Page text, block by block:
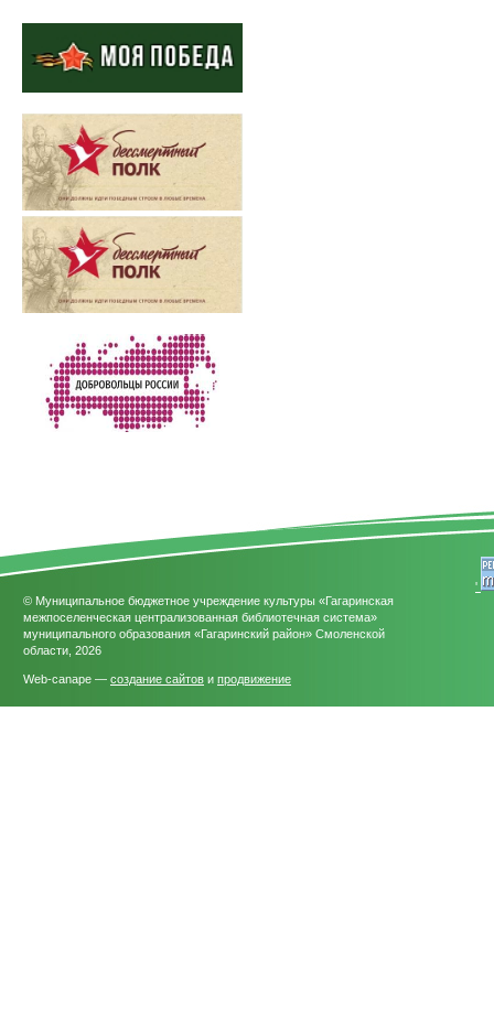
© Муниципальное бюджетное учреждение культуры «Гагаринская
межпоселенческая централизованная библиотечная система»
муниципального образования «Гагаринский район» Смоленской
области, 2026
Web-canape — создание сайтов и продвижение
'